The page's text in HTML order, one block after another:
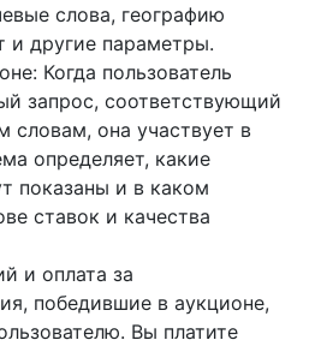
слова, географию
и другие параметры.
Когда пользователь
запрос, соответствующий
она участвует в
определяет, какие
показаны и в каком
ставок и качества
и оплата за
победившие в аукционе,
Вы платите